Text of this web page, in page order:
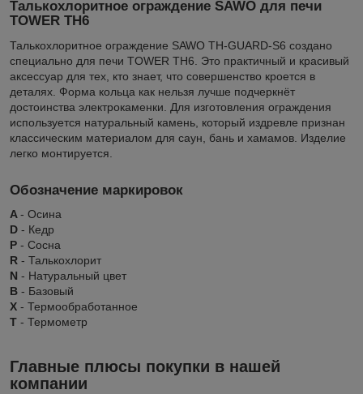
Талькохлоритное ограждение SAWO для печи
TOWER TH6
Талькохлоритное ограждение SAWO TH-GUARD-S6 создано
специально для печи TOWER TH6. Это практичный и красивый
аксессуар для тех, кто знает, что совершенство кроется в
деталях. Форма кольца как нельзя лучше подчеркнёт
достоинства электрокаменки. Для изготовления ограждения
используется натуральный камень, который издревле признан
классическим материалом для саун, бань и хамамов. Изделие
легко монтируется.
Обозначение маркировок
A- Осина
D - Кедр
P - Сосна
R - Талькохлорит
N - Натуральный цвет
B - Базовый
X - Термообработанное
Т - Термометр
Главные плюсы покупки в нашей
компании